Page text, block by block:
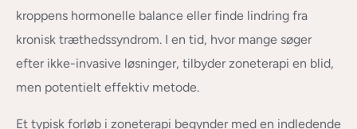
kroppens hormonelle balance eller finde lindring fra
kronisk træthedssyndrom. I en tid, hvor mange søger
efter ikke-invasive løsninger, tilbyder zoneterapi en blid,
men potentielt effektiv metode.
Et typisk forløb i zoneterapi begynder med en indledende